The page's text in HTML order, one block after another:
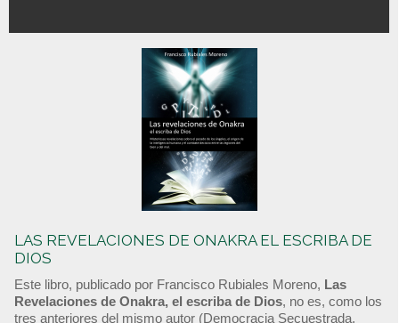
LAS REVELACIONES DE ONAKRA EL ESCRIBA DE
DIOS
Este libro, publicado por Francisco Rubiales Moreno, Las
Revelaciones de Onakra, el escriba de Dios, no es, como los
tres anteriores del mismo autor (Democracia Secuestrada,